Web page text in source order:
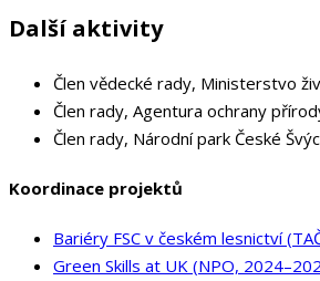
Další aktivity
Člen vědecké rady, Ministerstvo
Člen rady, Agentura ochrany
Člen rady, Národní park České
Koordinace projektů
Bariéry FSC v českém lesnictví
Green Skills at UK (NPO,